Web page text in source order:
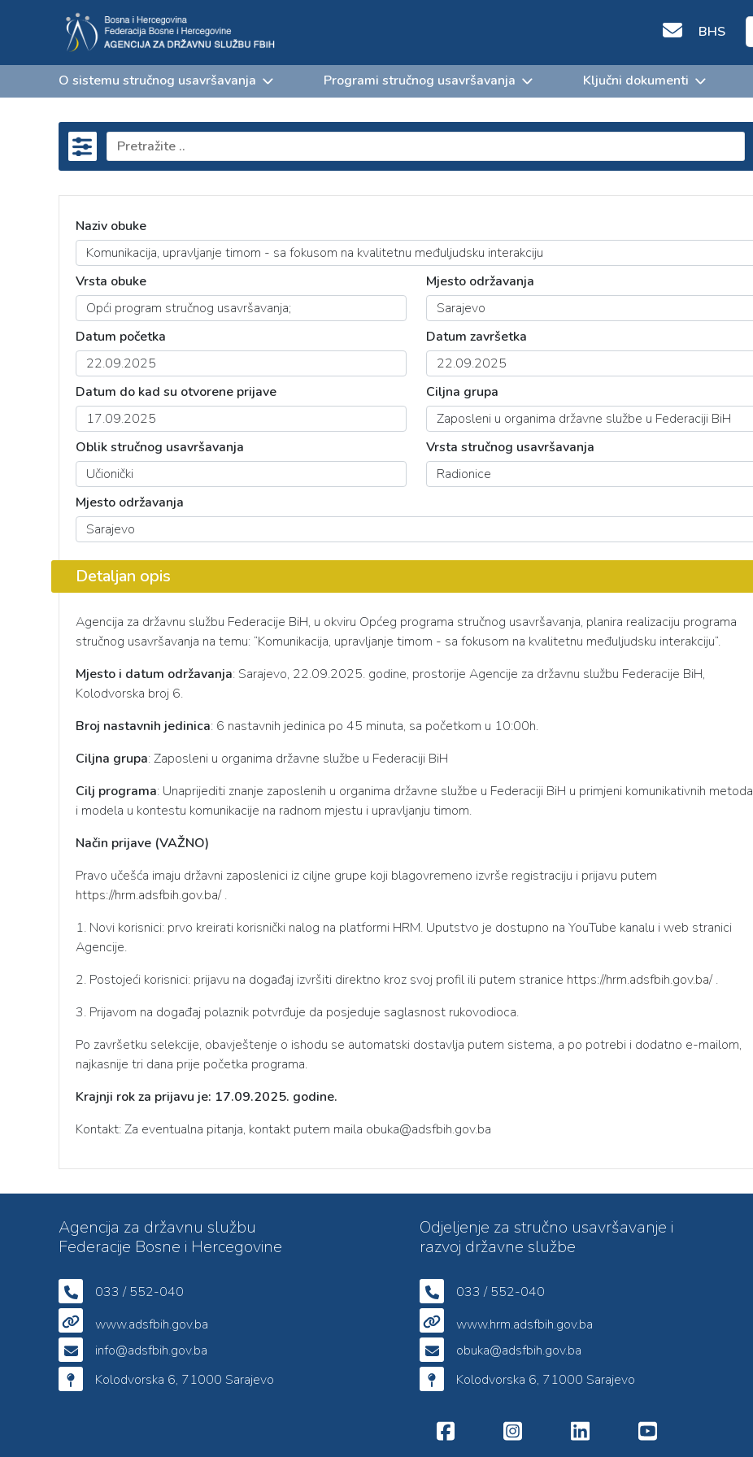
BHS
O sistemu stručnog usavršavanja Programi stručnog usavršavanja Ključni dokumenti
Naziv obuke
Vrsta obuke Mjesto održavanja
Datum početka Datum završetka
Datum do kad su otvorene prijave Ciljna grupa
Oblik stručnog usavršavanja Vrsta stručnog usavršavanja
Mjesto održavanja
Detaljan opis
Agencija za državnu službu Federacije BiH, u okviru Općeg programa stručnog usavršavanja, planira realizaciju programa
stručnog usavršavanja na temu: “Komunikacija, upravljanje timom - sa fokusom na kvalitetnu međuljudsku interakciju“.
Mjesto i datum održavanja: Sarajevo, 22.09.2025. godine, prostorije Agencije za državnu službu Federacije BiH,
Kolodvorska broj 6.
Broj nastavnih jedinica: 6 nastavnih jedinica po 45 minuta, sa početkom u 10:00h.
Ciljna grupa: Zaposleni u organima državne službe u Federaciji BiH
Cilj programa: Unaprijediti znanje zaposlenih u organima državne službe u Federaciji BiH u primjeni komunikativnih metoda
i modela u kontestu komunikacije na radnom mjestu i upravljanju timom.
Način prijave (VAŽNO)
Pravo učešća imaju državni zaposlenici iz ciljne grupe koji blagovremeno izvrše registraciju i prijavu putem
https://hrm.adsfbih.gov.ba/.
1. Novi korisnici: prvo kreirati korisnički nalog na platformi HRM. Uputstvo je dostupno na YouTube kanalu i web stranici
Agencije.
2. Postojeći korisnici: prijavu na događaj izvršiti direktno kroz svoj profil ili putem stranice https://hrm.adsfbih.gov.ba/.
3. Prijavom na događaj polaznik potvrđuje da posjeduje saglasnost rukovodioca.
Po završetku selekcije, obavještenje o ishodu se automatski dostavlja putem sistema, a po potrebi i dodatno e-mailom,
najkasnije tri dana prije početka programa.
Krajnji rok za prijavu je: 17.09.2025. godine.
Kontakt: Za eventualna pitanja, kontakt putem maila obuka@adsfbih.gov.ba
Agencija za državnu službu
Federacije Bosne i Hercegovine
033 / 552-040
www.adsfbih.gov.ba
info@adsfbih.gov.ba
Kolodvorska 6, 71000 Sarajevo
Odjeljenje za stručno usavršavanje i
razvoj državne službe
033 / 552-040
www.hrm.adsfbih.gov.ba
obuka@adsfbih.gov.ba
Kolodvorska 6, 71000 Sarajevo